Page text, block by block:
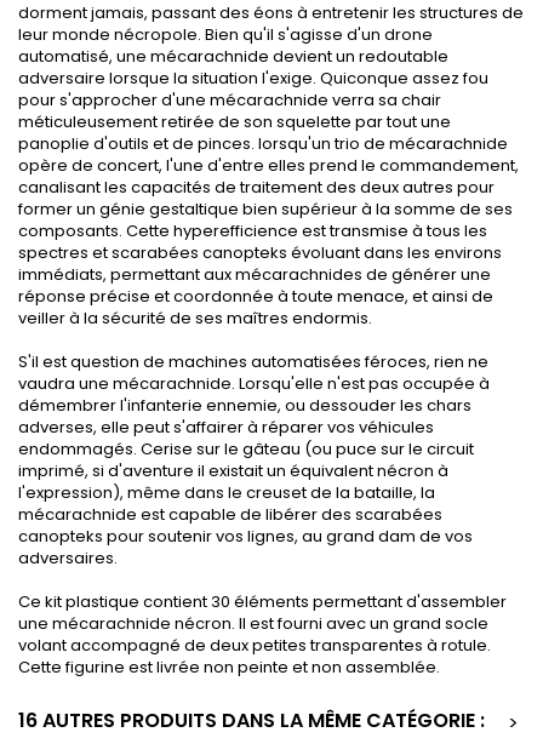
dorment jamais, passant des éons à entretenir les structures de
leur monde nécropole. Bien qu'il s'agisse d'un drone
automatisé, une mécarachnide devient un redoutable
adversaire lorsque la situation l'exige. Quiconque assez fou
pour s'approcher d'une mécarachnide verra sa chair
méticuleusement retirée de son squelette par tout une
panoplie d'outils et de pinces. lorsqu'un trio de mécarachnide
opère de concert, l'une d'entre elles prend le commandement,
canalisant les capacités de traitement des deux autres pour
former un génie gestaltique bien supérieur à la somme de ses
composants. Cette hyperefficience est transmise à tous les
spectres et scarabées canopteks évoluant dans les environs
immédiats, permettant aux mécarachnides de générer une
réponse précise et coordonnée à toute menace, et ainsi de
veiller à la sécurité de ses maîtres endormis.
S'il est question de machines automatisées féroces, rien ne
vaudra une mécarachnide. Lorsqu'elle n'est pas occupée à
démembrer l'infanterie ennemie, ou dessouder les chars
adverses, elle peut s'affairer à réparer vos véhicules
endommagés. Cerise sur le gâteau (ou puce sur le circuit
imprimé, si d'aventure il existait un équivalent nécron à
l'expression), même dans le creuset de la bataille, la
mécarachnide est capable de libérer des scarabées
canopteks pour soutenir vos lignes, au grand dam de vos
adversaires.
Ce kit plastique contient 30 éléments permettant d'assembler
une mécarachnide nécron. Il est fourni avec un grand socle
volant accompagné de deux petites transparentes à rotule.
Cette figurine est livrée non peinte et non assemblée.
16 AUTRES PRODUITS DANS LA MÊME CATÉGORIE :
>